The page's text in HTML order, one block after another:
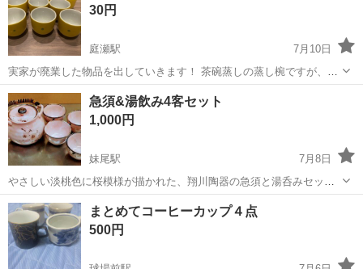
30円
庭瀬駅
7月10日
実家が廃業した物品を出していきます！ 茶碗蒸しの蒸し椀ですが、蓋
がないため、アルミやラップで代用してください。 ひとつ30円です。
ご希望数をコメントください(^○^) よろしくお願いいたします⋈*｡
岡山 岡山市 庭瀬駅 食器 茶碗蒸し
急須&湯飲み4客セット
1,000円
妹尾駅
7月8日
やさしい淡桃色に桜模様が描かれた、翔川陶器の急須と湯呑みセット
です。 急須 × 1 湯飲み茶碗 × 4 直径約8cm 高さ約5.5cm 箱無し 未使
用品です✨ 自宅保管のため、細かな擦れ等はご了承ください。 お取
引...
岡山 岡山市 妹尾駅
まとめてコーヒーカップ４点
500円